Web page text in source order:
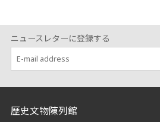
ニュースレターに登録する
:::
歷史文物陳列館